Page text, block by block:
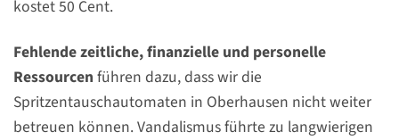
kostet 50 Cent.
Fehlende zeitliche, finanzielle und personelle
Ressourcen führen dazu, dass wir die
Spritzentauschautomaten in Oberhausen nicht weiter
betreuen können. Vandalismus führte zu langwierigen